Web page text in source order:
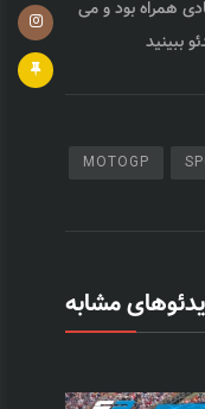
شگفتی زیادی همراه بود و می
ببینید
MOTOGP
مشابه